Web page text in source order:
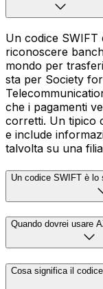
Un codice
riconoscere
mondo per
sta per Society
che i pagamenti
corretti. Un tipico
e include
talvolta su una
Un codice SWIFT è
Quando dovrei usare
Cosa significa il